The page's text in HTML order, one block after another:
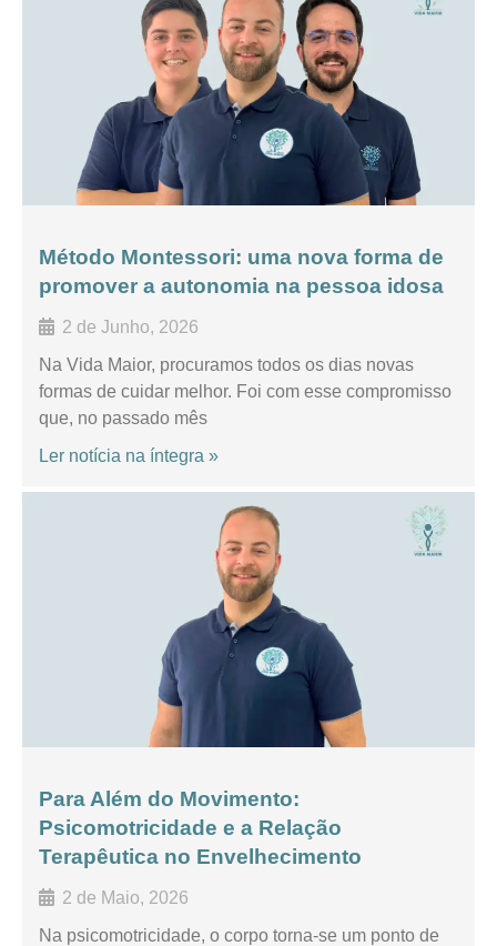
Método Montessori: uma nova forma de
promover a autonomia na pessoa idosa
2 de Junho, 2026
Na Vida Maior, procuramos todos os dias novas
formas de cuidar melhor. Foi com esse compromisso
que, no passado mês
Ler notícia na íntegra »
Para Além do Movimento:
Psicomotricidade e a Relação
Terapêutica no Envelhecimento
2 de Maio, 2026
Na psicomotricidade, o corpo torna-se um ponto de